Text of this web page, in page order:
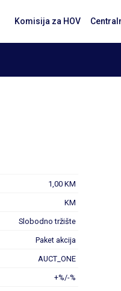
Komisija za HOV
1,00 KM
KM
Slobodno tržište
Paket akcija
AUCT_ONE
+%/-%